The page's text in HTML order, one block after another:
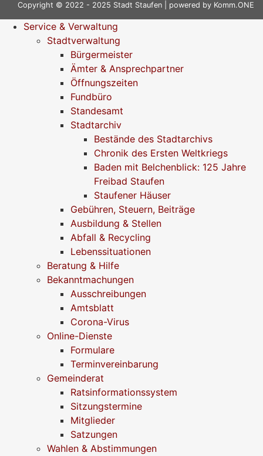
Copyright © 2022 - 2025 Stadt Staufen | powered by Komm.ONE
Service & Verwaltung
Stadtverwaltung
Bürgermeister
Ämter & Ansprechpartner
Öffnungszeiten
Fundbüro
Standesamt
Stadtarchiv
Bestände des Stadtarchivs
Chronik des Ersten Weltkriegs
Baden mit Belchenblick: 125 Jahre
Freibad Staufen
Staufener Häuser
Gebühren, Steuern, Beiträge
Ausbildung & Stellen
Abfall & Recycling
Lebenssituationen
Beratung & Hilfe
Bekanntmachungen
Ausschreibungen
Amtsblatt
Corona-Virus
Online-Dienste
Formulare
Terminvereinbarung
Gemeinderat
Ratsinformationssystem
Sitzungstermine
Mitglieder
Satzungen
Wahlen & Abstimmungen